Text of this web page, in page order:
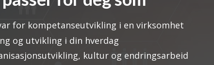
for kompetanseutvikling i en virksomhet
og utvikling i din hverdag
kultur og endringsarbeid